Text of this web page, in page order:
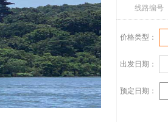
线路编号
价格类型：
出发日期：
预定日期：